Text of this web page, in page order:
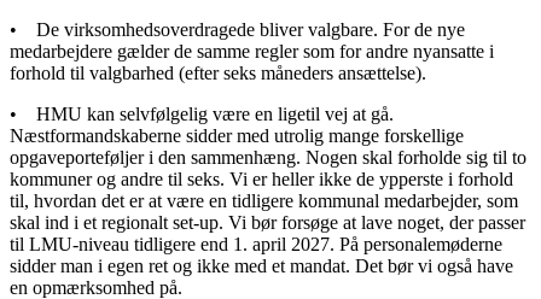
• De virksomhedsoverdragede bliver valgbare. For de nye
medarbejdere gælder de samme regler som for andre nyansatte i
forhold til valgbarhed (efter seks måneders ansættelse).
• HMU kan selvfølgelig være en ligetil vej at gå.
Næstformandskaberne sidder med utrolig mange forskellige
opgaveporteføljer i den sammenhæng. Nogen skal forholde sig til to
kommuner og andre til seks. Vi er heller ikke de ypperste i forhold
til, hvordan det er at være en tidligere kommunal medarbejder, som
skal ind i et regionalt set-up. Vi bør forsøge at lave noget, der passer
til LMU-niveau tidligere end 1. april 2027. På personalemøderne
sidder man i egen ret og ikke med et mandat. Det bør vi også have
en opmærksomhed på.